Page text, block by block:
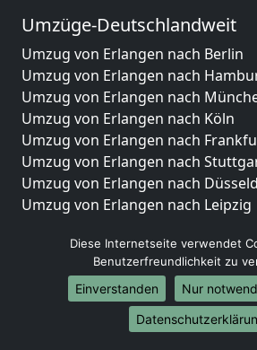
Umzüge-Deutschlandweit
Umzug von Erlangen nach Berlin
Umzug von Erlangen nach
Umzug von Erlangen nach
Umzug von Erlangen nach Köln
Umzug von Erlangen nach
Umzug von Erlangen nach
Umzug von Erlangen nach
Umzug von Erlangen nach Leipzig
Umzug von Erlangen nach Essen
Umzug von Erlangen nach Bremen
Umzug von Erlangen nach
Umzug von Erlangen nach
Umzug von Erlangen nach
Diese Internetseite verwendet
Benutzerfreundlichkeit zu
Einverstanden
Nur